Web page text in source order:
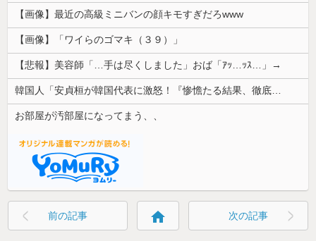
【画像】最近の高級ミニバンの顔キモすぎだろwww
【画像】「ワイらのゴマキ（３９）」
【悲報】美容師「…手は尽くしました」おば「ｱｯ…ｯｽ…」→
韓国人「安貞桓が韓国代表に激怒！『惨憺たる結果、徹底的な刷新が必要だ』と監督や協会を痛烈批判」
お部屋が汚部屋になってまう、、
前の記事 home 次の記事